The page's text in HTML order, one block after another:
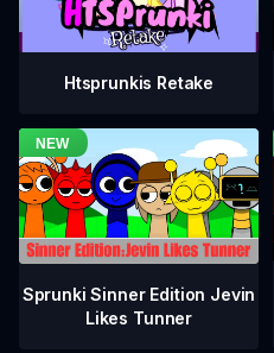
Htsprunkis Retake
Sprunki Sinner Edition Jevin
Likes Tunner